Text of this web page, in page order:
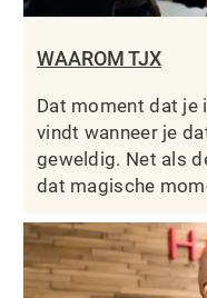
WAAROM TJX
Dat moment dat je
vindt wanneer je
geweldig. Net als
dat magische